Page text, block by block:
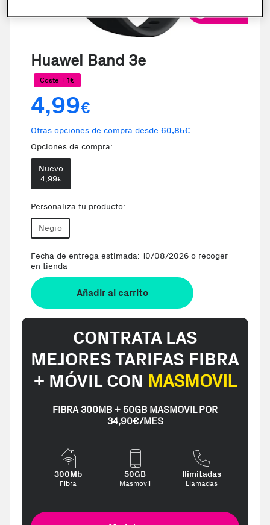
Huawei Band 3e
Coste + 1€
4,99€
Otras opciones de compra desde 60,85€
Opciones de compra:
Nuevo
4,99€
Personaliza tu producto:
Negro
Fecha de entrega estimada: 10/08/2026 o recoger
en tienda
Añadir al carrito
CONTRATA LAS
MEJORES TARIFAS FIBRA
+ MÓVIL CON MASMOVIL
FIBRA 300MB + 50GB MASMOVIL POR
34,90€/MES
300Mb
Fibra
50GB
Masmovil
Ilimitadas
Llamadas